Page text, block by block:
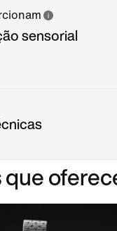
sensorial